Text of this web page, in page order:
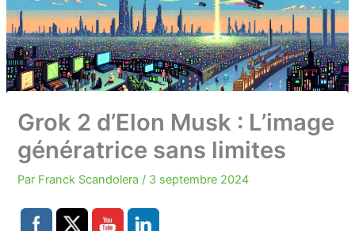
Grok 2 d’Elon Musk : L’image
génératrice sans limites
Par Franck Scandolera / 3 septembre 2024